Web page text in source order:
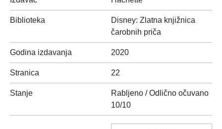
Biblioteka
Disney: Zlatna knjižnica
čarobnih priča
Godina izdavanja 2020
Stranica 22
Stanje
Rabljeno / Odlično očuvano
10/10